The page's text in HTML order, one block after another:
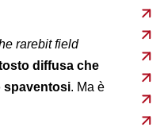
rarebit field
diffusa che
spaventosi. Ma è